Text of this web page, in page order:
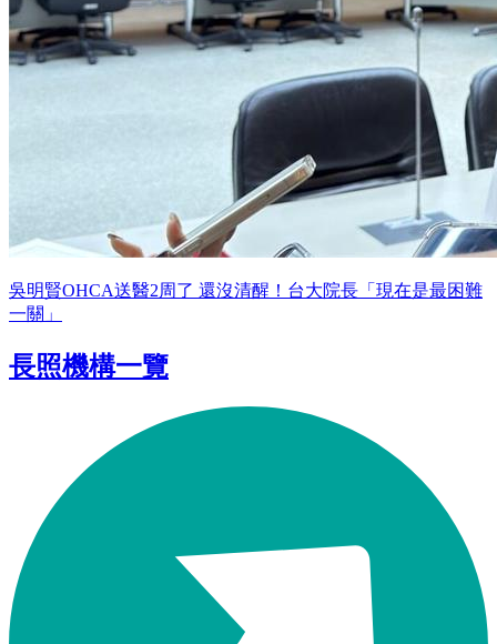
吳明賢OHCA送醫2周了 還沒清醒！台大院長「現在是最困難
一關」
長照機構一覽